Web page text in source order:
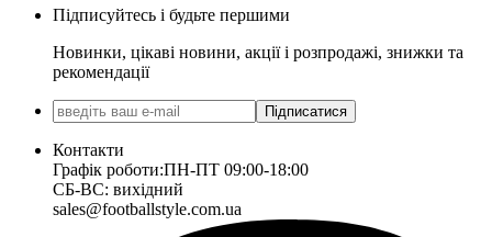
Підписуйтесь і будьте першими
Новинки, цікаві новини, акції і розпродажі, знижки та
рекомендації
Підписатися
Контакти
Графік роботи:ПН-ПТ 09:00-18:00
СБ-ВС: вихідний
sales@footballstyle.com.ua